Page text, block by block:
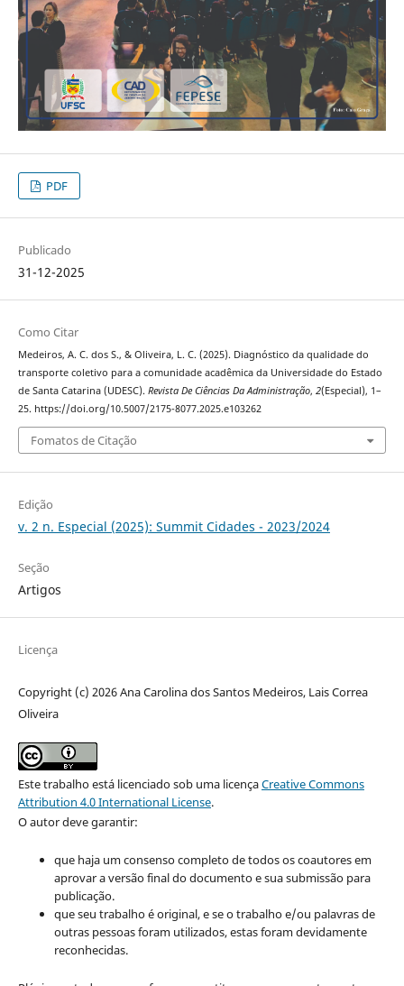
PDF
Publicado
31-12-2025
Como Citar
Medeiros, A. C. dos S., & Oliveira, L. C. (2025). Diagnóstico da qualidade do
transporte coletivo para a comunidade acadêmica da Universidade do Estado
de Santa Catarina (UDESC). Revista De Ciências Da Administração, 2(Especial), 1–
25. https://doi.org/10.5007/2175-8077.2025.e103262
Fomatos de Citação
Edição
v. 2 n. Especial (2025): Summit Cidades - 2023/2024
Seção
Artigos
Licença
Copyright (c) 2026 Ana Carolina dos Santos Medeiros, Lais Correa
Oliveira
Este trabalho está licenciado sob uma licençaCreative Commons
Attribution 4.0 International License.
O autor deve garantir:
que haja um consenso completo de todos os coautores em
aprovar a versão final do documento e sua submissão para
publicação.
que seu trabalho é original, e se o trabalho e/ou palavras de
outras pessoas foram utilizados, estas foram devidamente
reconhecidas.